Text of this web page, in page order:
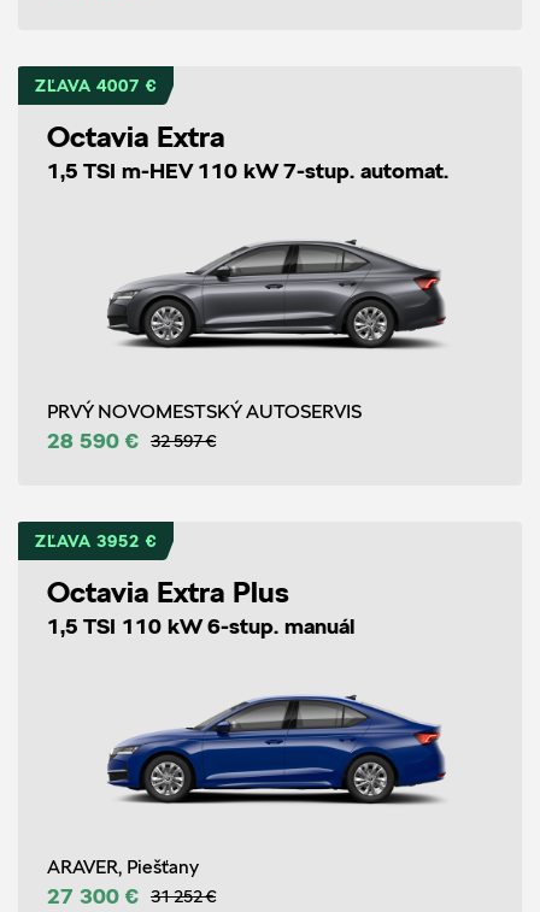
ZĽAVA 4007 €
Octavia Extra
1,5 TSI m-HEV 110 kW 7-stup. automat.
PRVÝ NOVOMESTSKÝ AUTOSERVIS
28 590 € 32 597 €
ZĽAVA 3952 €
Octavia Extra Plus
1,5 TSI 110 kW 6-stup. manuál
ARAVER, Piešťany
27 300 € 31 252 €